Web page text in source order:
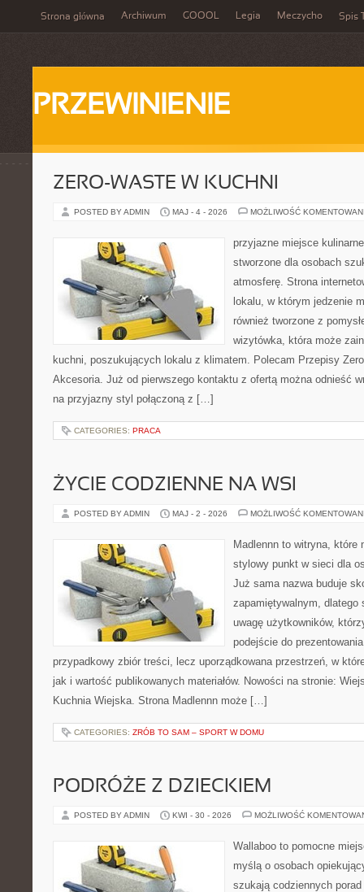
Strona główna Archiwum GOOOL Legia Meczycho Spis
PRZEWINIENIE
ZERO-WASTE W KUCHNI
POSTED BY ADMIN MAJ - 4 - 2026 MOŻLIWOŚĆ
przyjazne miejsce
stworzone dla osobach
atmosferę. Strona
lokalu, w którym jedzenie
również tworzone z
wizytówka, która może
kuchni, poszukujących lokalu z klimatem. Polecam Przepisy
Akcesoria. Już od pierwszego kontaktu z ofertą można odnieść
na przyjazny styl połączoną z […]
CATEGORIES: PRACA
ŻYCIE CODZIENNE NA WSI
POSTED BY ADMIN MAJ - 2 - 2026 MOŻLIWOŚĆ
Madlennn to witryna, które
stylowy punkt w sieci dla
Już sama nazwa buduje
zapamiętywalnym, dlatego
uwagę użytkowników,
podejście do
przypadkowy zbiór treści, lecz uporządkowana przestrzeń, w
jak i wartość publikowanych materiałów. Nowości na stronie:
Kuchnia Wiejska. Strona Madlennn może […]
CATEGORIES: ZRÓB TO SAM – SPORT W DOMU
PODRÓŻE Z DZIECKIEM
POSTED BY ADMIN KWI - 30 - 2026 MOŻLIWOŚĆ
Wallaboo to pomocne
myślą o osobach
szukają codziennych